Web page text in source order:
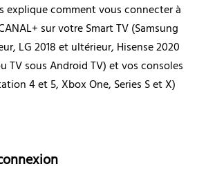
explique comment vous connecter à
sur votre Smart TV (Samsung
LG 2018 et ultérieur, Hisense 2020
TV sous Android TV) et vos consoles
4 et 5, Xbox One, Series S et X)